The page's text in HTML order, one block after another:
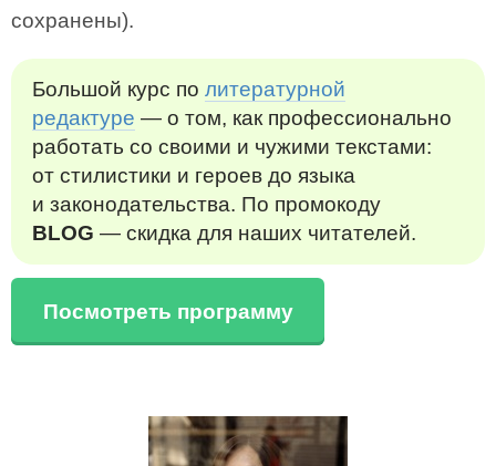
сохранены).
Большой курс по литературной
редактуре — о том, как профессионально
работать со своими и чужими текстами:
от стилистики и героев до языка
и законодательства. По промокоду
BLOG — скидка для наших читателей.
Посмотреть программу